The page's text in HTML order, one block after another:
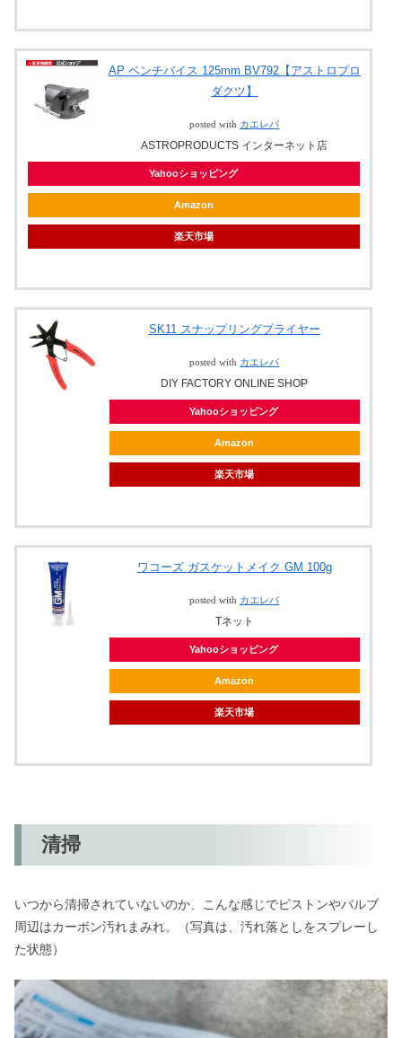
AP ベンチバイス 125mm BV792【アストロプロ
ダクツ】
posted with カエレバ
ASTROPRODUCTS インターネット店
Yahooショッピング
Amazon
楽天市場
SK11 スナップリングプライヤー
posted with カエレバ
DIY FACTORY ONLINE SHOP
Yahooショッピング
Amazon
楽天市場
ワコーズ ガスケットメイク GM 100g
posted with カエレバ
Tネット
Yahooショッピング
Amazon
楽天市場
清掃
いつから清掃されていないのか、こんな感じでピストンやバルブ
周辺はカーボン汚れまみれ。（写真は、汚れ落としをスプレーし
た状態）